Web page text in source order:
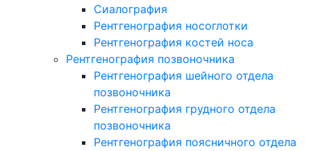
Сиалография
Рентгенография носоглотки
Рентгенография костей носа
Рентгенография позвоночника
Рентгенография шейного отдела
позвоночника
Рентгенография грудного отдела
позвоночника
Рентгенография поясничного отдела